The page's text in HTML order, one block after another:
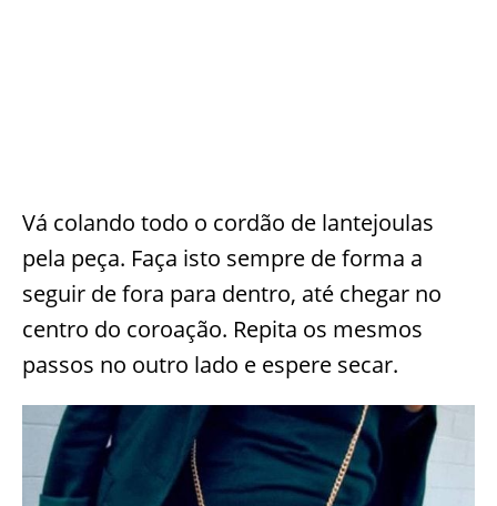
Vá colando todo o cordão de lantejoulas
pela peça. Faça isto sempre de forma a
seguir de fora para dentro, até chegar no
centro do coroação. Repita os mesmos
passos no outro lado e espere secar.